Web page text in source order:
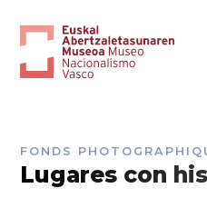
FONDS
Lugares con